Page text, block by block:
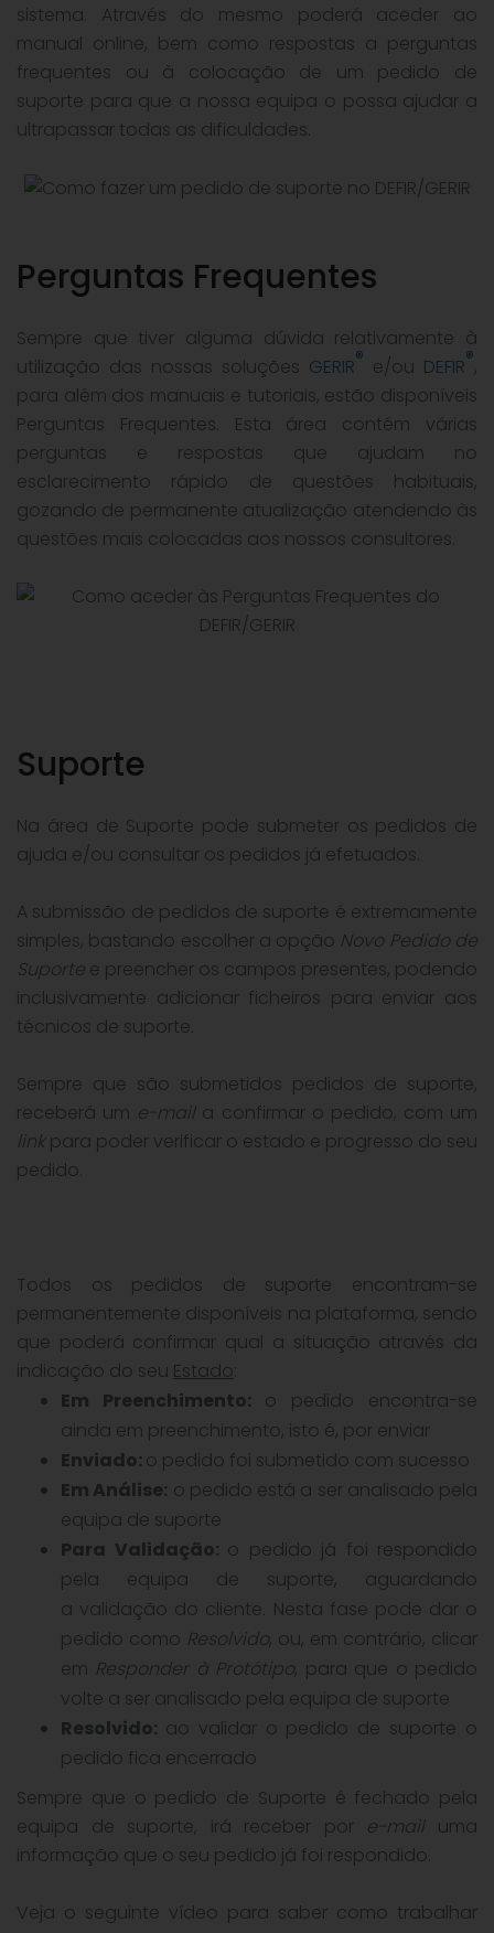
sistema. Através do mesmo poderá aceder ao
manual online, bem como respostas a perguntas
frequentes ou à colocação de um pedido de
suporte para que a nossa equipa o possa ajudar a
ultrapassar todas as dificuldades.
Perguntas Frequentes
Sempre que tiver alguma dúvida relativamente à
utilização das nossas soluções GERIR® e/ou DEFIR®,
para além dos manuais e tutoriais, estão disponíveis
Perguntas Frequentes. Esta área contém várias
perguntas e respostas que ajudam no
esclarecimento rápido de questões habituais,
gozando de permanente atualização atendendo às
questões mais colocadas aos nossos consultores.
Suporte
Na área de Suporte pode submeter os pedidos de
ajuda e/ou consultar os pedidos já efetuados.
A submissão de pedidos de suporte é extremamente
simples, bastando escolher a opção Novo Pedido de
Suporte e preencher os campos presentes, podendo
inclusivamente adicionar ficheiros para enviar aos
técnicos de suporte.
Sempre que são submetidos pedidos de suporte,
receberá um e-maila confirmar o pedido, com um
link para poder verificar o estado e progresso do seu
pedido.
Todos os pedidos de suporte encontram-se
permanentemente disponíveis na plataforma, sendo
que poderá confirmar qual a situação através da
indicação do seu Estado
Em Preenchimento: o pedido encontra-se
ainda em preenchimento, isto é, por enviar
Enviado: o pedido foi submetido com sucesso
Em Análise: o pedido está a ser analisado pela
equipa de suporte
Para Validação: o pedido já foi respondido
pela equipa de suporte, aguardando
a validação do cliente. Nesta fase pode dar o
pedido como Resolvido, ou, em contrário, clicar
em Responder à Protótipo, para que o pedido
volte a ser analisado pela equipa de suporte
Resolvido: ao validar o pedido de suporte o
pedido fica encerrado
Sempre que o pedido de Suporte é fechado pela
equipa de suporte, irá receber por e-mailuma
informação que o seu pedido já foi respondido.
Veja o seguinte vídeo para saber como trabalhar